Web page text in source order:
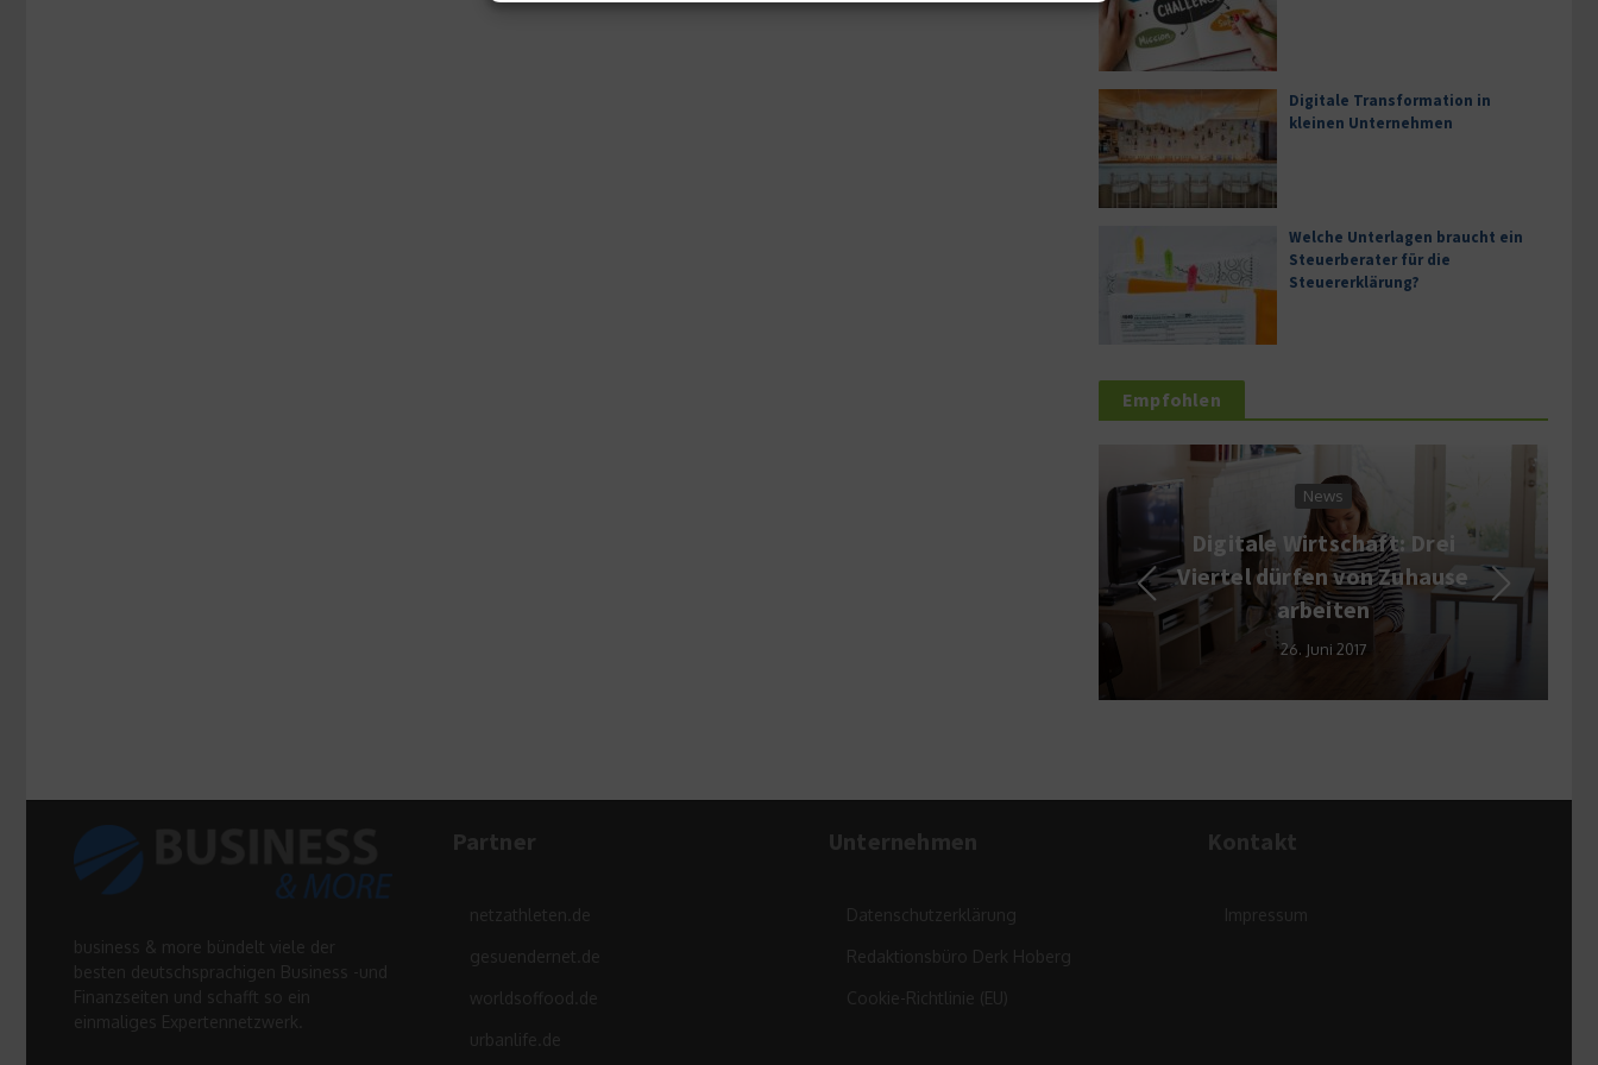
Digitale Transformation in
kleinen Unternehmen
Welche Unterlagen braucht ein
Steuerberater für die
Steuererklärung?
Empfohlen
News
Digitale Wirtschaft: Drei
Viertel dürfen von Zuhause
arbeiten
business & more bündelt viele der
besten deutschsprachigen Business -und
Finanzseiten und schafft so ein
einmaliges Expertennetzwerk.
Partner
netzathleten.de
gesuendernet.de
worldsoffood.de
urbanlife.de
Unternehmen
Datenschutzerklärung
Redaktionsbüro Derk Hoberg
Cookie-Richtlinie (EU)
Kontakt
Impressum